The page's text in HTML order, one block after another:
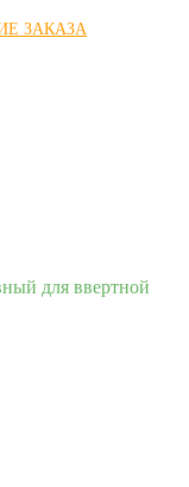
ЗАКАЗА
для ввертной